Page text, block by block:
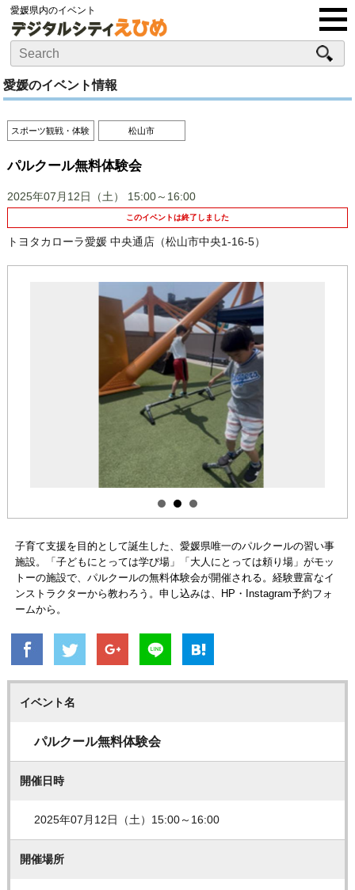
愛媛県内のイベント
愛媛のイベント情報
スポーツ観戦・体験 松山市
パルクール無料体験会
2025年07月12日（土） 15:00～16:00
このイベントは終了しました
トヨタカローラ愛媛 中央通店（松山市中央1-16-5）
子育て支援を目的として誕生した、愛媛県唯一のパルクールの習い事
施設。「子どもにとっては学び場」「大人にとっては頼り場」がモッ
トーの施設で、パルクールの無料体験会が開催される。経験豊富なイ
ンストラクターから教わろう。申し込みは、HP・Instagram予約フォ
ームから。
イベント名
パルクール無料体験会
開催日時
2025年07月12日（土）15:00～16:00
開催場所